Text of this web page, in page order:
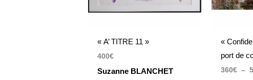
« A’ TITRE 11 »
400€
Suzanne BLANCHET
«
port de
360€ –